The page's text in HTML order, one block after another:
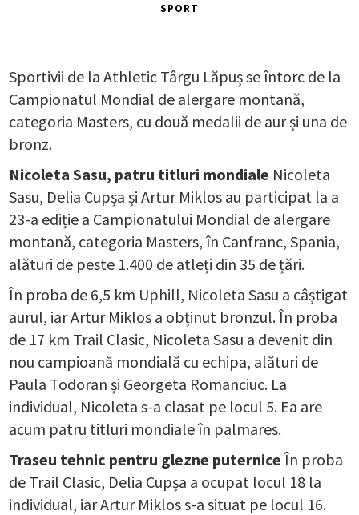
SPORT
Sportivii de la Athletic Târgu Lăpuș se întorc de la
Campionatul Mondial de alergare montană,
categoria Masters, cu două medalii de aur și una de
bronz.
Nicoleta Sasu, patru titluri mondiale Nicoleta
Sasu, Delia Cupșa și Artur Miklos au participat la a
23-a ediție a Campionatului Mondial de alergare
montană, categoria Masters, în Canfranc, Spania,
alături de peste 1.400 de atleți din 35 de țări.
În proba de 6,5 km Uphill, Nicoleta Sasu a câștigat
aurul, iar Artur Miklos a obținut bronzul. În proba
de 17 km Trail Clasic, Nicoleta Sasu a devenit din
nou campioană mondială cu echipa, alături de
Paula Todoran și Georgeta Romanciuc. La
individual, Nicoleta s-a clasat pe locul 5. Ea are
acum patru titluri mondiale în palmares.
Traseu tehnic pentru glezne puternice În proba
de Trail Clasic, Delia Cupșa a ocupat locul 18 la
individual, iar Artur Miklos s-a situat pe locul 16.